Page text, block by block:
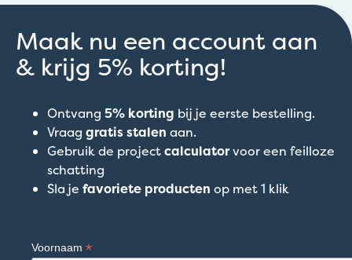
Maak nu een account aan
& krijg 5% korting!
Ontvang 5% korting bij je eerste bestelling.
Vraag gratis stalen aan.
Gebruik de projectcalculatorvoor een feilloze
schatting
Sla je favoriete producten op met 1 klik
Voornaam *